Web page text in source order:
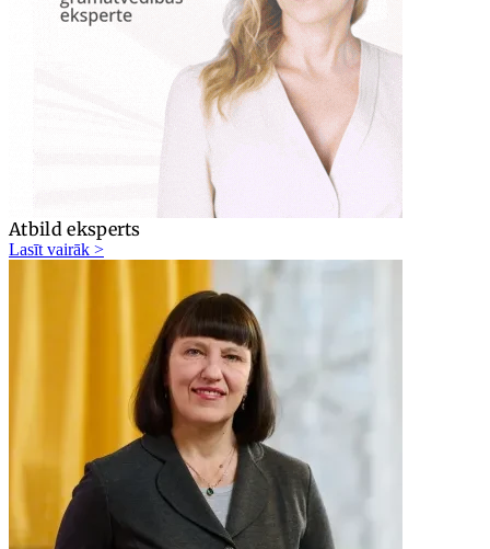
Atbild eksperts
Lasīt vairāk >